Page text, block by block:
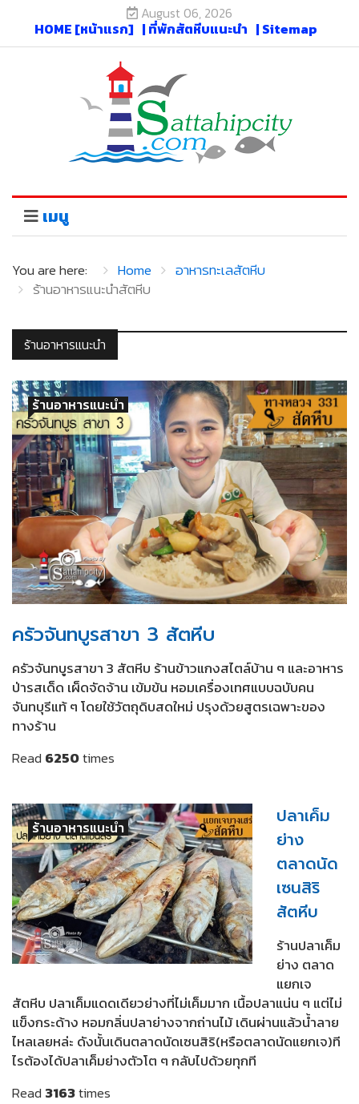
August 06, 2026
HOME [หน้าแรก] | ที่พักสัตหีบแนะนำ | Sitemap
เมนู
You are here: Home
อาหารทะเลสัตหีบ
ร้านอาหารแนะนำสัตหีบ
ร้านอาหารแนะนำ
ร้านอาหารแนะนำ
ครัวจันทบูรสาขา 3 สัตหีบ
ครัวจันทบูรสาขา 3 สัตหีบ ร้านข้าวแกงสไตล์บ้าน ๆ และอาหาร
ป่ารสเด็ด เผ็ดจัดจ้าน เข้มข้น หอมเครื่องเทศแบบฉบับคน
จันทบุรีแท้ ๆ โดยใช้วัตถุดิบสดใหม่ ปรุงด้วยสูตรเฉพาะของ
ทางร้าน
Read 6250times
ร้านอาหารแนะนำ
ปลาเค็ม
ย่าง
ตลาดนัด
เซนสิริ
สัตหีบ
ร้านปลาเค็ม
ย่าง ตลาด
แยกเจ
สัตหีบ ปลาเค็มแดดเดียวย่างที่ไม่เค็มมาก เนื้อปลาแน่น ๆ แต่ไม่
แข็งกระด้าง หอมกลิ่นปลาย่างจากถ่านไม้ เดินผ่านแล้วน้ำลาย
ไหลเลยหล่ะ ดังนั้นเดินตลาดนัดเซนสิริ(หรือตลาดนัดแยกเจ)ที
ไรต้องได้ปลาเค็มย่างตัวโต ๆ กลับไปด้วยทุกที
Read 3163times